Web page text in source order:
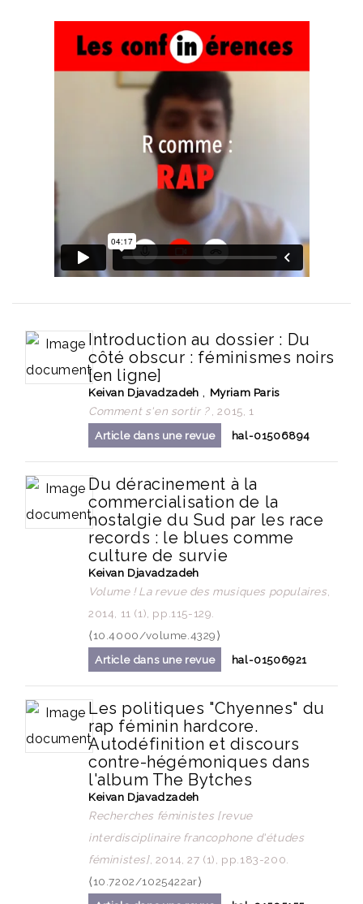
Introduction au dossier : Du
côté obscur : féminismes noirs
[en ligne]
Keivan Djavadzadeh , Myriam Paris
Comment s'en sortir ? , 2015, 1
Article dans une revue
hal-01506894
Du déracinement à la
commercialisation de la
nostalgie du Sud par les race
records : le blues comme
culture de survie
Keivan Djavadzadeh
Volume ! La revue des musiques populaires
2014, 11 (1), pp.115-129.
⟨10.4000/volume.4329⟩
Article dans une revue
hal-01506921
Les politiques "Chyennes" du
rap féminin hardcore.
Autodéfinition et discours
contre-hégémoniques dans
l'album The Bytches
Keivan Djavadzadeh
Recherches féministes [revue
interdisciplinaire francophone d'études
féministes], 2014, 27 (1), pp.183-200.
⟨10.7202/1025422ar⟩